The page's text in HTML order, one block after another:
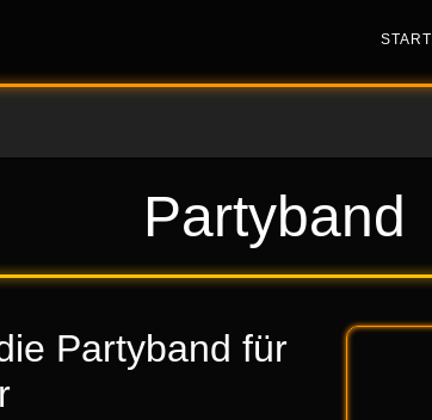
START
Partyband
Partyband für